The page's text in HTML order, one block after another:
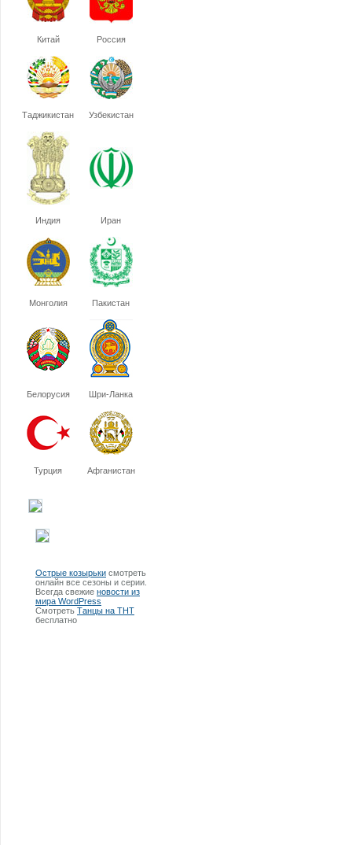
Китай Россия
Таджикистан Узбекистан
Индия Иран
Монголия Пакистан
Белорусия Шри-Ланка
Турция Афганистан
Острые козырьки смотреть
онлайн все сезоны и серии.
Всегда свежие новости из
мира WordPress
Смотреть Танцы на ТНТ
бесплатно